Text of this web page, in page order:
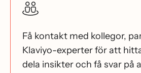
Få kontakt med kollegor,
Klaviyo-experter för att
dela insikter och få svar på